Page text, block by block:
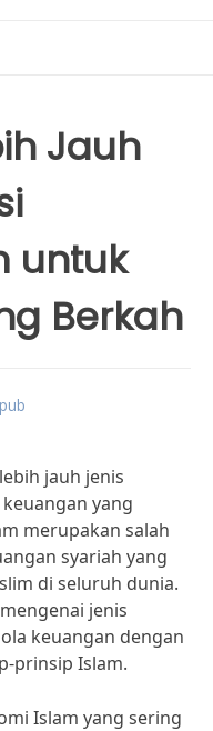
Jauh
untuk
Berkah
jauh jenis
yang
merupakan salah
syariah yang
di seluruh dunia.
jenis
keuangan dengan
prinsip Islam.
Islam yang sering